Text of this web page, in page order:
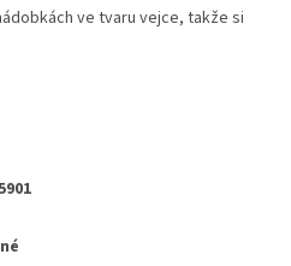
ve tvaru vejce, takže si